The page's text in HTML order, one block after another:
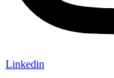
Linkedin